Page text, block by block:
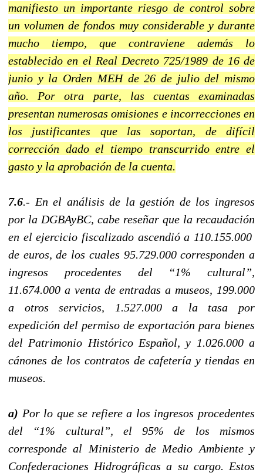
manifiesto un importante riesgo de control sobre
un volumen de fondos muy considerable y durante
mucho tiempo, que contraviene además lo
establecido en el Real Decreto 725/1989 de 16 de
junio y la Orden MEH de 26 de julio del mismo
año. Por otra parte, las cuentas examinadas
presentan numerosas omisiones e incorrecciones en
los justificantes que las soportan, de difícil
corrección dado el tiempo transcurrido entre el
gasto y la aprobación de la cuenta.
7.6.- En el análisis de la gestión de los ingresos
por la DGBAyBC, cabe reseñar que la recaudación
en el ejercicio fiscalizado ascendió a 110.155.000
de euros, de los cuales 95.729.000 corresponden a
ingresos procedentes del “1% cultural”,
11.674.000 a venta de entradas a museos, 199.000
a otros servicios, 1.527.000 a la tasa por
expedición del permiso de exportación para bienes
del Patrimonio Histórico Español, y 1.026.000 a
cánones de los contratos de cafetería y tiendas en
museos.
a) Por lo que se refiere a los ingresos procedentes
del “1% cultural”, el 95% de los mismos
corresponde al Ministerio de Medio Ambiente y
Confederaciones Hidrográficas a su cargo. Estos